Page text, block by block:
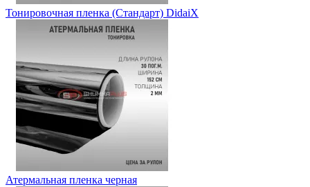
Тонировочная пленка (Стандарт) DidaiX
Атермальная пленка черная